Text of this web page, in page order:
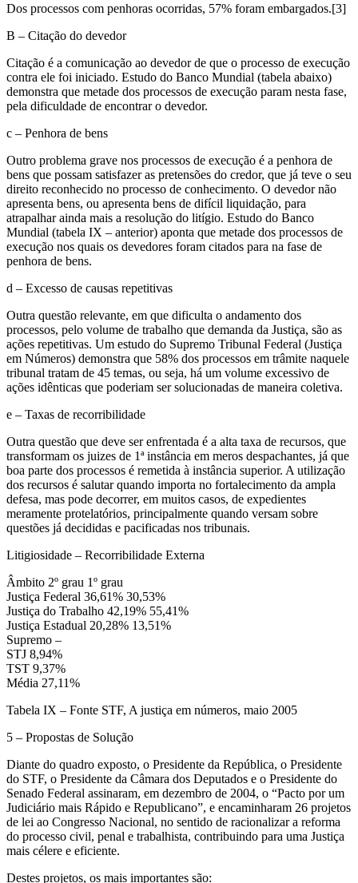
Dos processos com penhoras ocorridas, 57% foram embargados.[3]
B – Citação do devedor
Citação é a comunicação ao devedor de que o processo de execução
contra ele foi iniciado. Estudo do Banco Mundial (tabela abaixo)
demonstra que metade dos processos de execução param nesta fase,
pela dificuldade de encontrar o devedor.
c – Penhora de bens
Outro problema grave nos processos de execução é a penhora de
bens que possam satisfazer as pretensões do credor, que já teve o seu
direito reconhecido no processo de conhecimento. O devedor não
apresenta bens, ou apresenta bens de difícil liquidação, para
atrapalhar ainda mais a resolução do litígio. Estudo do Banco
Mundial (tabela IX – anterior) aponta que metade dos processos de
execução nos quais os devedores foram citados para na fase de
penhora de bens.
d – Excesso de causas repetitivas
Outra questão relevante, em que dificulta o andamento dos
processos, pelo volume de trabalho que demanda da Justiça, são as
ações repetitivas. Um estudo do Supremo Tribunal Federal (Justiça
em Números) demonstra que 58% dos processos em trâmite naquele
tribunal tratam de 45 temas, ou seja, há um volume excessivo de
ações idênticas que poderiam ser solucionadas de maneira coletiva.
e – Taxas de recorribilidade
Outra questão que deve ser enfrentada é a alta taxa de recursos, que
transformam os juizes de 1ª instância em meros despachantes, já que
boa parte dos processos é remetida à instância superior. A utilização
dos recursos é salutar quando importa no fortalecimento da ampla
defesa, mas pode decorrer, em muitos casos, de expedientes
meramente protelatórios, principalmente quando versam sobre
questões já decididas e pacificadas nos tribunais.
Litigiosidade – Recorribilidade Externa
Âmbito 2º grau 1º grau
Justiça Federal 36,61% 30,53%
Justiça do Trabalho 42,19% 55,41%
Justiça Estadual 20,28% 13,51%
Supremo –
STJ 8,94%
TST 9,37%
Média 27,11%
Tabela IX – Fonte STF, A justiça em números, maio 2005
5 – Propostas de Solução
Diante do quadro exposto, o Presidente da República, o Presidente
do STF, o Presidente da Câmara dos Deputados e o Presidente do
Senado Federal assinaram, em dezembro de 2004, o “Pacto por um
Judiciário mais Rápido e Republicano”, e encaminharam 26 projetos
de lei ao Congresso Nacional, no sentido de racionalizar a reforma
do processo civil, penal e trabalhista, contribuindo para uma Justiça
mais célere e eficiente.
Destes projetos, os mais importantes são: